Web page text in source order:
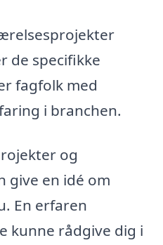
de specifikke
fagfolk med
i branchen.
og
give en idé om
En erfaren
kunne rådgive dig i